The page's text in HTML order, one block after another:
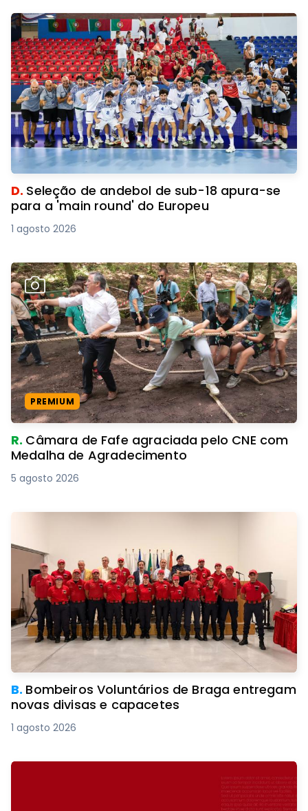
D. Seleção de andebol de sub-18 apura-se
para a 'main round' do Europeu
1 agosto 2026
PREMIUM
R. Câmara de Fafe agraciada pelo CNE com
Medalha de Agradecimento
5 agosto 2026
B. Bombeiros Voluntários de Braga entregam
novas divisas e capacetes
1 agosto 2026